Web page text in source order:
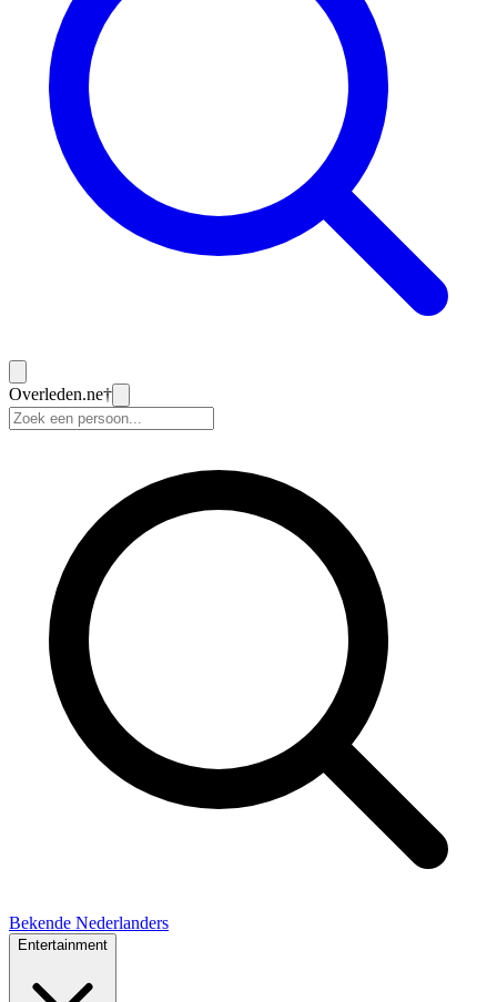
Overleden.ne†
Bekende Nederlanders
Entertainment